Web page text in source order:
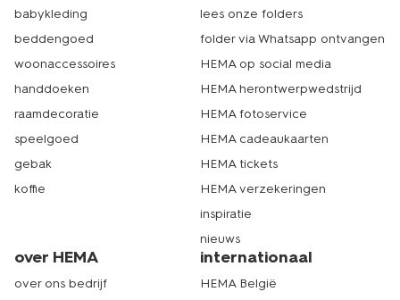
babykleding
beddengoed
woonaccessoires
handdoeken
raamdecoratie
speelgoed
gebak
koffie
lees onze folders
folder via Whatsapp ontvangen
HEMA op social media
HEMA herontwerpwedstrijd
HEMA fotoservice
HEMA cadeaukaarten
HEMA tickets
HEMA verzekeringen
inspiratie
nieuws
over HEMA
over ons bedrijf
internationaal
HEMA België